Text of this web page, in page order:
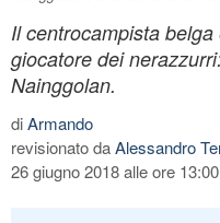
Il centrocampista
giocatore dei
Nainggolan.
diArmando
revisionato daAlessandro
26 giugno 2018 alle ore 13:00